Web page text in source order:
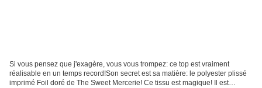
Si vous pensez que j'exagère, vous vous trompez: ce top est vraiment
réalisable en un temps record!Son secret est sa matière: le polyester plissé
imprimé Foil doré de The Sweet Mercerie! Ce tissu est magique! Il est